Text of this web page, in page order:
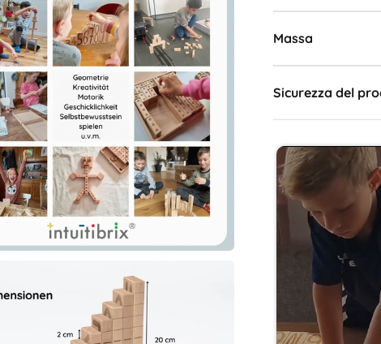
Massa
Sicurezza del